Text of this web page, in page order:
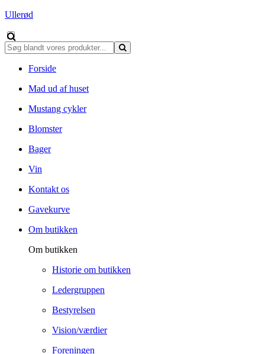
Ullerød
Forside
Mad ud af huset
Mustang cykler
Blomster
Bager
Vin
Kontakt os
Gavekurve
Om butikken
Om butikken
Historie om butikken
Ledergruppen
Bestyrelsen
Vision/værdier
Foreningen